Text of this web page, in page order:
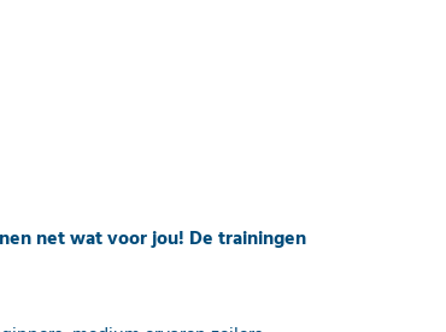
net wat voor jou! De trainingen